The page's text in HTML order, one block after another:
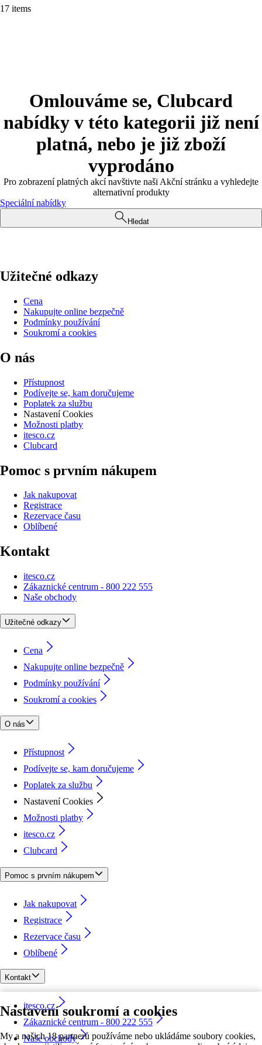
Nastavení soukromí a cookies
My a našich 18 partnerů používáme nebo ukládáme soubory cookies,
17 items
Omlouváme se, Clubcard
nabídky v této kategorii již není
platná, nebo je již zboží
vyprodáno
Pro zobrazení platných akcí navštivte naši Akční stránku a vyhledejte
alternativní produkty
Speciální nabídky
Hledat
Užitečné odkazy
Cena
Nakupujte online bezpečně
Podmínky používání
Soukromí a cookies
O nás
Přístupnost
Podívejte se, kam doručujeme
Poplatek za službu
Nastavení Cookies
Možnosti platby
itesco.cz
Clubcard
Pomoc s prvním nákupem
Jak nakupovat
Registrace
Rezervace času
Oblíbené
Kontakt
itesco.cz
Zákaznické centrum - 800 222 555
Naše obchody
Užitečné odkazy
Cena
Nakupujte online bezpečně
Podmínky používání
Soukromí a cookies
O nás
Přístupnost
Podívejte se, kam doručujeme
Poplatek za službu
Nastavení Cookies
Možnosti platby
itesco.cz
Clubcard
Pomoc s prvním nákupem
Jak nakupovat
Registrace
Rezervace času
Oblíbené
Kontakt
itesco.cz
Zákaznické centrum - 800 222 555
Naše obchody